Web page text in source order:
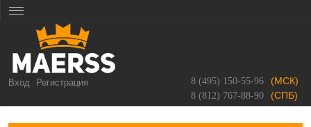
Вход Регистрация 8 (495) 150-55-96 (МСК)
8 (812) 767-88-90 (СПБ)